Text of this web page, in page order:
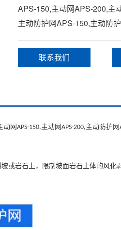
APS-150,主动网APS-200,主
主动防护网APS-150,主动防
联系我们
动网APS-150,主动网APS-200,主动防护网
或岩石上，限制坡面岩石土体的风化